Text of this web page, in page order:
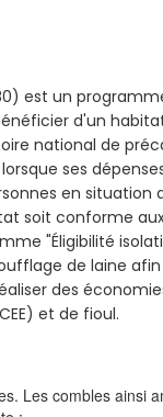
est un
d'un
national de
ses
en
soit conforme
"Éligibilité
de laine
des
et de fioul.
Les combles ainsi